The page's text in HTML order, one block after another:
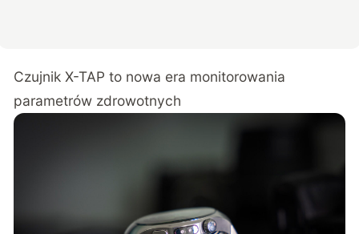
Czujnik X-TAP to nowa era monitorowania
parametrów zdrowotnych